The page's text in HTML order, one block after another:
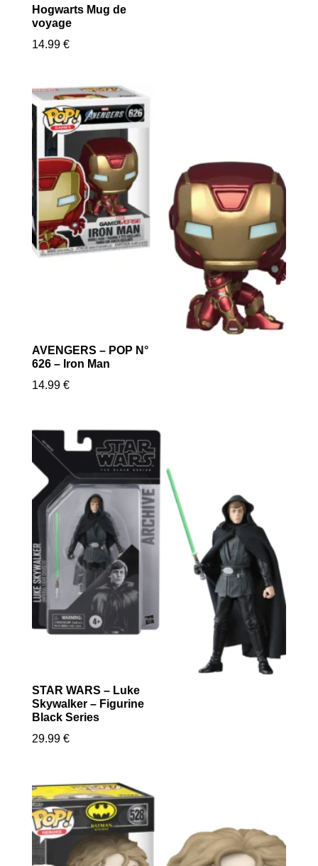
Hogwarts Mug de
voyage
14.99 €
AVENGERS – POP N°
626 – Iron Man
14.99 €
STAR WARS – Luke
Skywalker – Figurine
Black Series
29.99 €